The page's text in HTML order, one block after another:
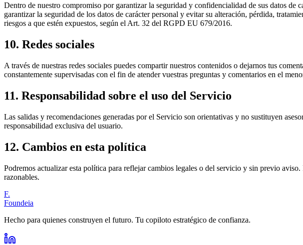
Dentro de nuestro compromiso por garantizar la seguridad y confidencialidad de sus datos de
garantizar la seguridad de los datos de carácter personal y evitar su alteración, pérdida,
riesgos a que estén expuestos, según el Art. 32 del RGPD EU 679/2016.
10. Redes sociales
A través de nuestras redes sociales puedes compartir nuestros contenidos o dejarnos tus
constantemente supervisadas con el fin de atender vuestras preguntas y comentarios en el
11. Responsabilidad sobre el uso del Servicio
Las salidas y recomendaciones generadas por el Servicio son orientativas y no sustituyen
responsabilidad exclusiva del usuario.
12. Cambios en esta política
Podremos actualizar esta política para reflejar cambios legales o del servicio y sin previo
razonables.
F.
Foundeia
Hecho para quienes construyen el futuro. Tu copiloto estratégico de confianza.